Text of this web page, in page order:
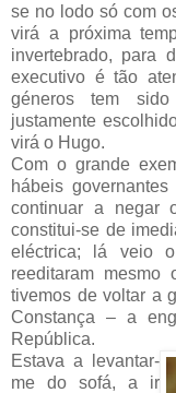
se no lodo só com
virá a próxima
invertebrado, para
executivo é tão
géneros tem
justamente
virá o Hugo.
Com o grande
hábeis
continuar a negar
constitui-se de
eléctrica; lá veio
reeditaram
tivemos de voltar a
Constança – a
República.
Estava a levantar-
me do sofá, a ir